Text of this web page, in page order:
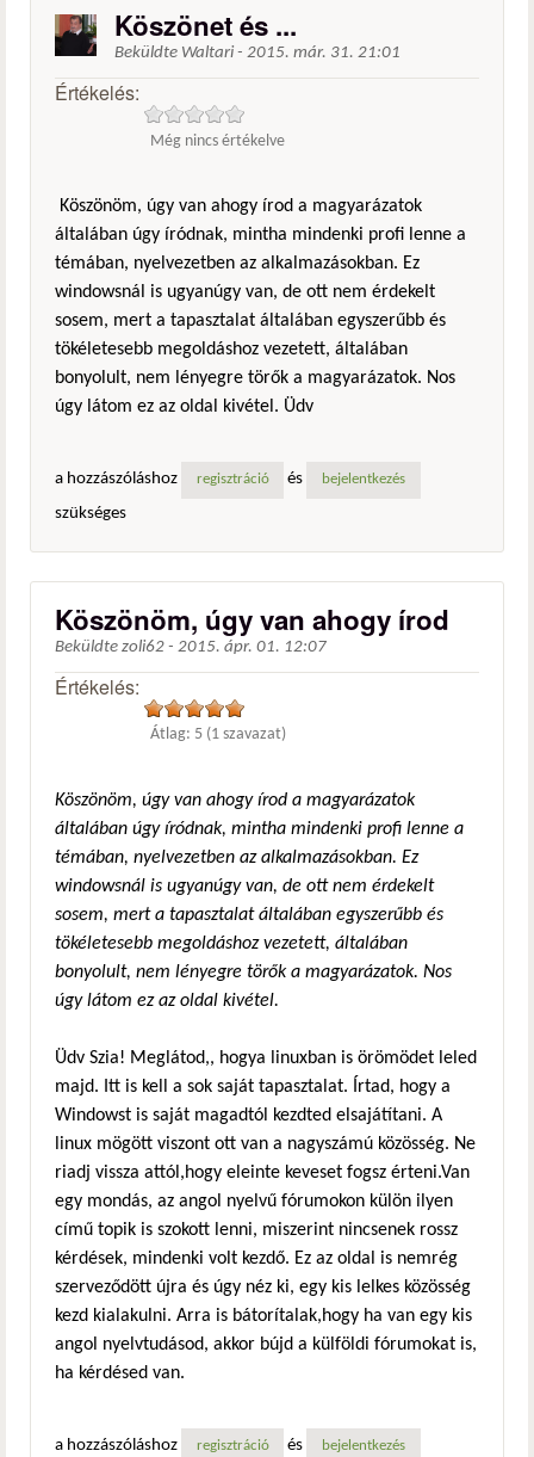
Köszönet és ...
Beküldte Waltari - 2015. már. 31. 21:01
Értékelés:
Még nincs értékelve
Köszönöm, úgy van ahogy írod a magyarázatok
általában úgy íródnak, mintha mindenki profi lenne a
témában, nyelvezetben az alkalmazásokban. Ez
windowsnál is ugyanúgy van, de ott nem érdekelt
sosem, mert a tapasztalat általában egyszerűbb és
tökéletesebb megoldáshoz vezetett, általában
bonyolult, nem lényegre törők a magyarázatok. Nos
úgy látom ez az oldal kivétel. Üdv
a hozzászóláshoz regisztráció és bejelentkezés
szükséges
Köszönöm, úgy van ahogy írod
Beküldte zoli62 - 2015. ápr. 01. 12:07
Értékelés:
Átlag: 5 (1 szavazat)
Köszönöm, úgy van ahogy írod a magyarázatok
általában úgy íródnak, mintha mindenki profi lenne a
témában, nyelvezetben az alkalmazásokban. Ez
windowsnál is ugyanúgy van, de ott nem érdekelt
sosem, mert a tapasztalat általában egyszerűbb és
tökéletesebb megoldáshoz vezetett, általában
bonyolult, nem lényegre törők a magyarázatok. Nos
úgy látom ez az oldal kivétel.
Üdv Szia! Meglátod,, hogya linuxban is örömödet leled
majd. Itt is kell a sok saját tapasztalat. Írtad, hogy a
Windowst is saját magadtól kezdted elsajátítani. A
linux mögött viszont ott van a nagyszámú közösség. Ne
riadj vissza attól,hogy eleinte keveset fogsz érteni.Van
egy mondás, az angol nyelvű fórumokon külön ilyen
című topik is szokott lenni, miszerint nincsenek rossz
kérdések, mindenki volt kezdő. Ez az oldal is nemrég
szerveződött újra és úgy néz ki, egy kis lelkes közösség
kezd kialakulni. Arra is bátorítalak,hogy ha van egy kis
angol nyelvtudásod, akkor bújd a külföldi fórumokat is,
ha kérdésed van.
a hozzászóláshoz regisztráció és bejelentkezés